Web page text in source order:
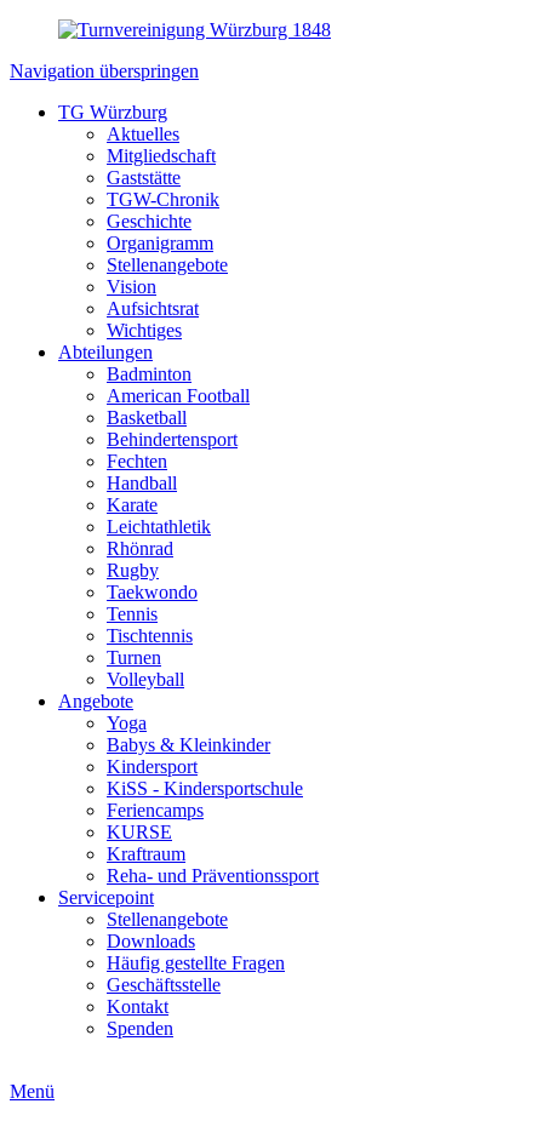
Navigation überspringen
TG Würzburg
Aktuelles
Mitgliedschaft
Gaststätte
TGW-Chronik
Geschichte
Organigramm
Stellenangebote
Vision
Aufsichtsrat
Wichtiges
Abteilungen
Badminton
American Football
Basketball
Behindertensport
Fechten
Handball
Karate
Leichtathletik
Rhönrad
Rugby
Taekwondo
Tennis
Tischtennis
Turnen
Volleyball
Angebote
Yoga
Babys & Kleinkinder
Kindersport
KiSS - Kindersportschule
Feriencamps
KURSE
Kraftraum
Reha- und Präventionssport
Servicepoint
Stellenangebote
Downloads
Häufig gestellte Fragen
Geschäftsstelle
Kontakt
Spenden
Menü